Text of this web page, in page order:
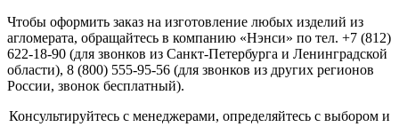
Чтобы оформить заказ на изготовление любых изделий из
агломерата, обращайтесь в компанию «Нэнси» по тел. +7 (812)
622-18-90 (для звонков из Санкт-Петербурга и Ленинградской
области), 8 (800) 555-95-56 (для звонков из других регионов
России, звонок бесплатный).
Консультируйтесь с менеджерами, определяйтесь с выбором и